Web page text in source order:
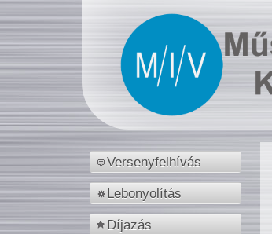
Versenyfelhívás
Lebonyolítás
Díjazás